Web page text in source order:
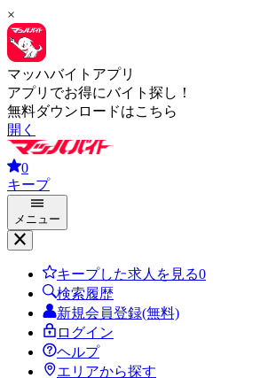
×
マッハバイトアプリ
アプリでお得にバイト探し！
無料ダウンロードはこちら
開く
0
キープ
メニュー
キープした求人を見る0
検索履歴
新規会員登録(無料)
ログイン
ヘルプ
エリアから探す